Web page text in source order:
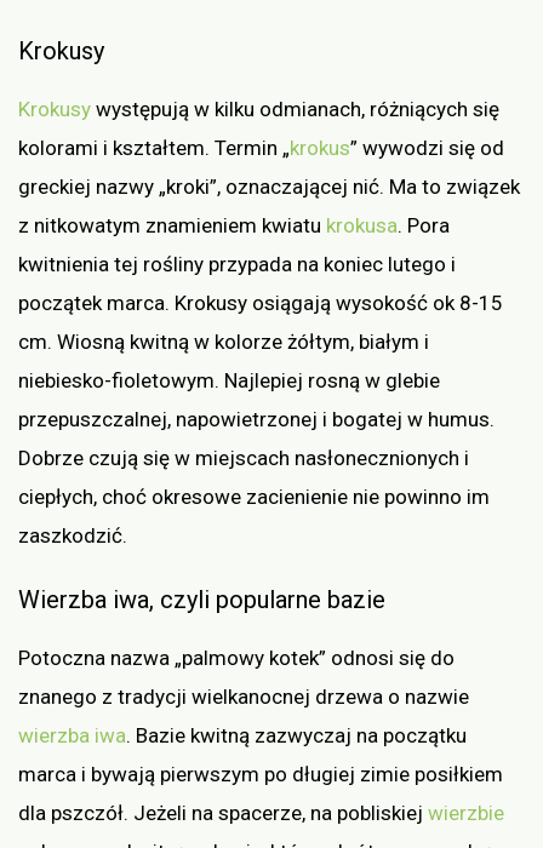
Krokusy
Krokusy występują w kilku odmianach, różniących się
kolorami i kształtem. Termin „krokus” wywodzi się od
greckiej nazwy „kroki”, oznaczającej nić. Ma to związek
z nitkowatym znamieniem kwiatu krokusa. Pora
kwitnienia tej rośliny przypada na koniec lutego i
początek marca. Krokusy osiągają wysokość ok 8-15
cm. Wiosną kwitną w kolorze żółtym, białym i
niebiesko-fioletowym. Najlepiej rosną w glebie
przepuszczalnej, napowietrzonej i bogatej w humus.
Dobrze czują się w miejscach nasłonecznionych i
ciepłych, choć okresowe zacienienie nie powinno im
zaszkodzić.
Wierzba iwa, czyli popularne bazie
Potoczna nazwa „palmowy kotek” odnosi się do
znanego z tradycji wielkanocnej drzewa o nazwie
wierzba iwa. Bazie kwitną zazwyczaj na początku
marca i bywają pierwszym po długiej zimie posiłkiem
dla pszczół. Jeżeli na spacerze, na pobliskiej wierzbie